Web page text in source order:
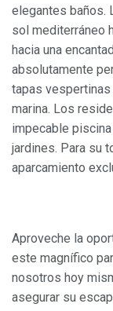
elegantes baños.
sol mediterráneo
hacia una
absolutamente
tapas
marina. Los
impecable
jardines. Para su
aparcamiento
Aproveche la
este magnífico
nosotros hoy
asegurar su
Permiten
comportamiento
información
utiliza en la
elaboración de
el fin de
datos de uso
guardar la
mejorar la
mejor
Marketing y
de navegación
relacionada